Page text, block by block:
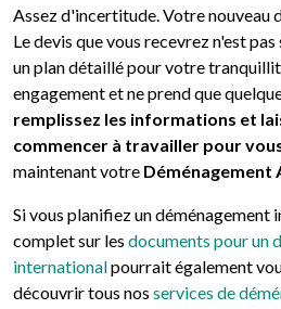
Assez d'incertitude. Votre nouveau
Le devis que vous recevrez n'est
un plan détaillé pour votre
engagement et ne prend que
remplissez les informations et
commencer à travailler pour
maintenant votre Déménagement
Si vous planifiez un
complet sur les documents pour un
internationalpourrait également
découvrir tous nos services de